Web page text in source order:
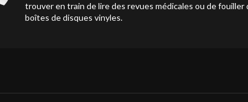
trouver en train de lire des revues médicales ou de fouiller
boîtes de disques vinyles.